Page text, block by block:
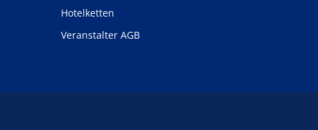
Hotelketten
Veranstalter AGB